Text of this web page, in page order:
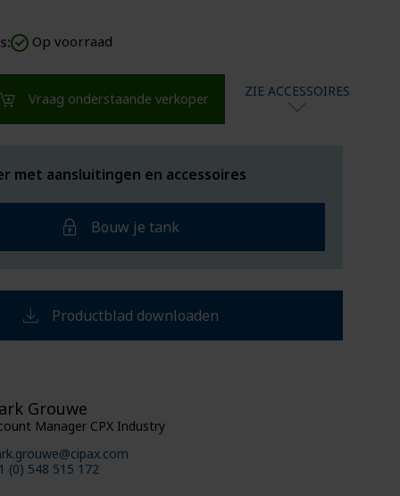
Op voorraad
Vraag onderstaande verkoper ZIE ACCESSOIRES
met aansluitingen en accessoires
Bouw je tank
Productblad downloaden
Grouwe
Manager CPX Industry
(0) 548 515 172